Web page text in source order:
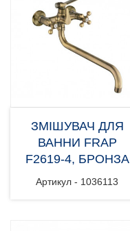
ЗМІШУВАЧ ДЛЯ
ВАННИ FRAP
F2619-4, БРОНЗА
Артикул - 1036113